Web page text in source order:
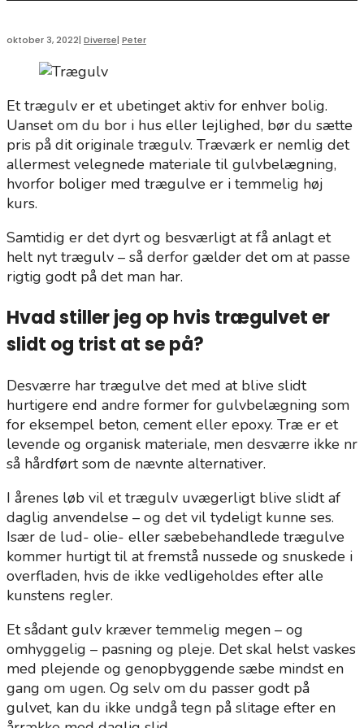
oktober 3, 2022| Diverse| Peter
Et trægulv er et ubetinget aktiv for enhver bolig.
Uanset om du bor i hus eller lejlighed, bør du sætte
pris på dit originale trægulv. Træværk er nemlig det
allermest velegnede materiale til gulvbelægning,
hvorfor boliger med trægulve er i temmelig høj
kurs.
Samtidig er det dyrt og besværligt at få anlagt et
helt nyt trægulv – så derfor gælder det om at passe
rigtig godt på det man har.
Hvad stiller jeg op hvis trægulvet er
slidt og trist at se på?
Desværre har trægulve det med at blive slidt
hurtigere end andre former for gulvbelægning som
for eksempel beton, cement eller epoxy. Træ er et
levende og organisk materiale, men desværre ikke nr
så hårdført som de nævnte alternativer.
I årenes løb vil et trægulv uvægerligt blive slidt af
daglig anvendelse – og det vil tydeligt kunne ses.
Især de lud- olie- eller sæbebehandlede trægulve
kommer hurtigt til at fremstå nussede og snuskede i
overfladen, hvis de ikke vedligeholdes efter alle
kunstens regler.
Et sådant gulv kræver temmelig megen – og
omhyggelig – pasning og pleje. Det skal helst vaskes
med plejende og genopbyggende sæbe mindst en
gang om ugen. Og selv om du passer godt på
gulvet, kan du ikke undgå tegn på slitage efter en